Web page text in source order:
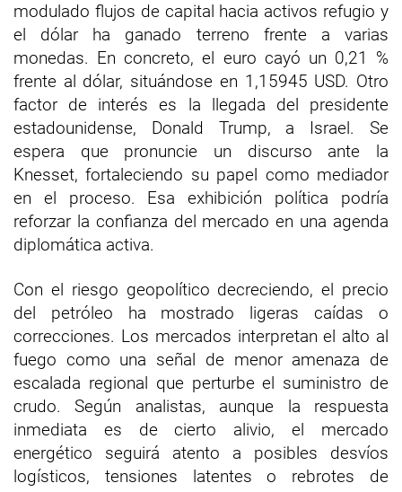
modulado flujos de capital hacia activos refugio y
el dólar ha ganado terreno frente a varias
monedas. En concreto, el euro cayó un 0,21 %
frente al dólar, situándose en 1,15945 USD. Otro
factor de interés es la llegada del presidente
estadounidense, Donald Trump, a Israel. Se
espera que pronuncie un discurso ante la
Knesset, fortaleciendo su papel como mediador
en el proceso. Esa exhibición política podría
reforzar la confianza del mercado en una agenda
diplomática activa.
Con el riesgo geopolítico decreciendo, el precio
del petróleo ha mostrado ligeras caídas o
correcciones. Los mercados interpretan el alto al
fuego como una señal de menor amenaza de
escalada regional que perturbe el suministro de
crudo. Según analistas, aunque la respuesta
inmediata es de cierto alivio, el mercado
energético seguirá atento a posibles desvíos
logísticos, tensiones latentes o rebrotes de